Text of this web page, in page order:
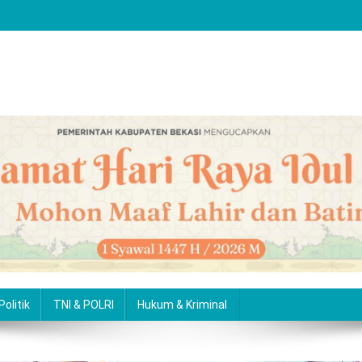
Politik TNI & POLRI Hukum & Kriminal